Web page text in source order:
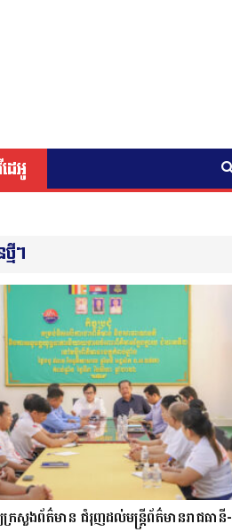
េអូ
មីៗ
ក្រសួងព័ត៌មាន ជំរុញដល់មន្ត្រីព័ត៌មានរាជធានី-